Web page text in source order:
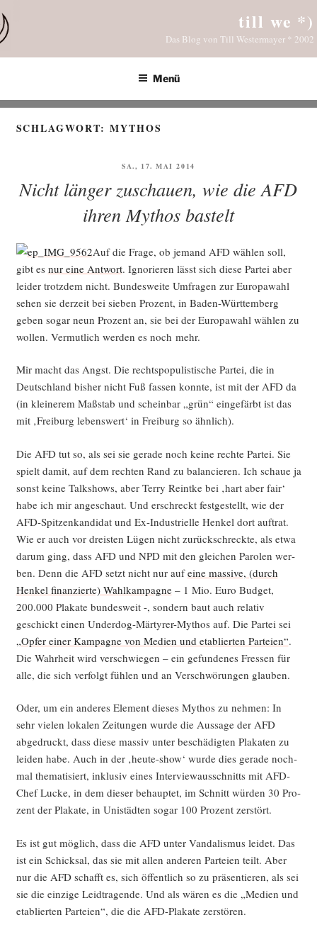
Inhalt
springen
till we *)
Das Blog von Till Westermayer * 2002
Menü
SCHLAGWORT:MYTHOS
VERÖFFENTLICHT
SA., 17. MAI 2014
Nicht länger zuschauen, wie die AFD
ihren Mythos bastelt
Auf die Fra­ge, ob jemand AFD wäh­len soll,
gibt es nur eine Ant­wort. Igno­rie­ren lässt sich die­se Par­tei aber
lei­der trotz­dem nicht. Bun­des­wei­te Umfra­gen zur Euro­pa­wahl
sehen sie der­zeit bei sie­ben Pro­zent, in Baden-Würt­tem­berg
geben sogar neun Pro­zent an, sie bei der Euro­pa­wahl wäh­len zu
wol­len. Ver­mut­lich wer­den es noch mehr.
Mir macht das Angst. Die rechts­po­pu­lis­ti­sche Par­tei, die in
Deutsch­land bis­her nicht Fuß fas­sen konn­te, ist mit der AFD da
(in klei­ne­rem Maß­stab und schein­bar „grün“ ein­ge­färbt ist das
mit ‚Frei­burg lebens­wert‘ in Frei­burg so ähnlich).
Die AFD tut so, als sei sie gera­de noch kei­ne rech­te Par­tei. Sie
spielt damit, auf dem rech­ten Rand zu balan­cie­ren. Ich schaue ja
sonst kei­ne Talk­shows, aber Ter­ry Reint­ke bei ‚hart aber fair‘
habe ich mir ange­schaut. Und erschreckt fest­ge­stellt, wie der
AFD-Spit­zen­kan­di­dat und Ex-Indus­tri­el­le Hen­kel dort auf­trat.
Wie er auch vor dreis­ten Lügen nicht zurück­schreck­te, als etwa
dar­um ging, dass AFD und NPD mit den glei­chen Paro­len wer­
ben. Denn die AFD setzt nicht nur aufeine mas­si­ve, (durch
Hen­kel finan­zier­te) Wahl­kam­pa­gne– 1 Mio. Euro Bud­get,
200.000 Pla­ka­te bun­des­weit -, son­dern baut auch rela­tiv
geschickt einen Under­dog-Mär­ty­rer-Mythos auf. Die Par­tei sei
„Opfer einer Kam­pa­gne von Medi­en und eta­blier­ten Par­tei­en“.
Die Wahr­heit wird ver­schwie­gen – ein gefun­de­nes Fres­sen für
alle, die sich ver­folgt füh­len und an Ver­schwö­run­gen glauben.
Oder, um ein ande­res Ele­ment die­ses Mythos zu neh­men: In
sehr vie­len loka­len Zei­tun­gen wur­de die Aus­sa­ge der AFD
abge­druckt, dass die­se mas­siv unter beschä­dig­ten Pla­ka­ten zu
lei­den habe. Auch in der ‚heu­te-show‘ wur­de dies gera­de noch­
mal the­ma­ti­siert, inklu­siv eines Inter­view­aus­schnitts mit AFD-
Chef Lucke, in dem die­ser behaup­tet, im Schnitt wür­den 30 Pro­
zent der Pla­ka­te, in Uni­städ­ten sogar 100 Pro­zent zerstört.
Es ist gut mög­lich, dass die AFD unter Van­da­lis­mus lei­det. Das
ist ein Schick­sal, das sie mit allen ande­ren Par­tei­en teilt. Aber
nur die AFD schafft es, sich öffent­lich so zu prä­sen­tie­ren, als sei
sie die ein­zi­ge Leid­tra­gen­de. Und als wären es die „Medi­en und
eta­blier­ten Par­tei­en“, die die AFD-Pla­ka­te zerstören.